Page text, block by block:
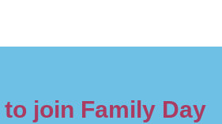
join Family Day